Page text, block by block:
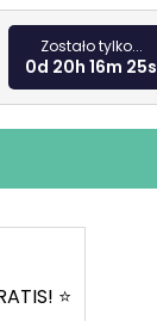
Zostało tylko...
0d 20h 16m 24s
⭐